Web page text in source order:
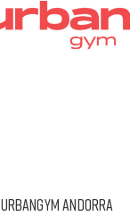
URBANGYM ANDORRA